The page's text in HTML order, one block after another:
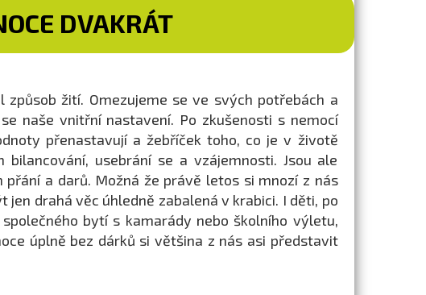
DVAKRÁT
žití. Omezujeme se ve svých potřebách a
naše vnitřní nastavení. Po zkušenosti s nemocí
přenastavují a žebříček toho, co je v životě
usebrání se a vzájemnosti. Jsou ale
a darů. Možná že právě letos si mnozí z nás
drahá věc úhledně zabalená v krabici. I děti, po
bytí s kamarády nebo školního výletu,
úplně bez dárků si většina z nás asi představit